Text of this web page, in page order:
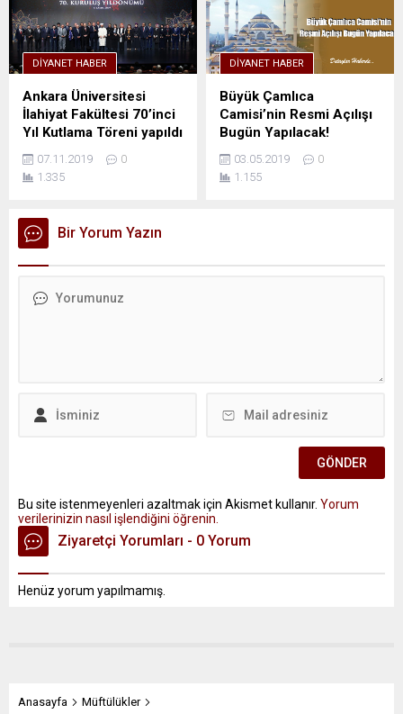
DIYANET HABER
Ankara Üniversitesi
İlahiyat Fakültesi 70’inci
Yıl Kutlama Töreni yapıldı
07.11.2019
0
1.335
DIYANET HABER
Büyük Çamlıca
Camisi’nin Resmi Açılışı
Bugün Yapılacak!
03.05.2019
0
1.155
Bir Yorum Yazın
Bu site istenmeyenleri azaltmak için Akismet kullanır. Yorum
verilerinizin nasıl işlendiğini öğrenin.
Ziyaretçi Yorumları - 0 Yorum
Henüz yorum yapılmamış.
Anasayfa
Müftülükler